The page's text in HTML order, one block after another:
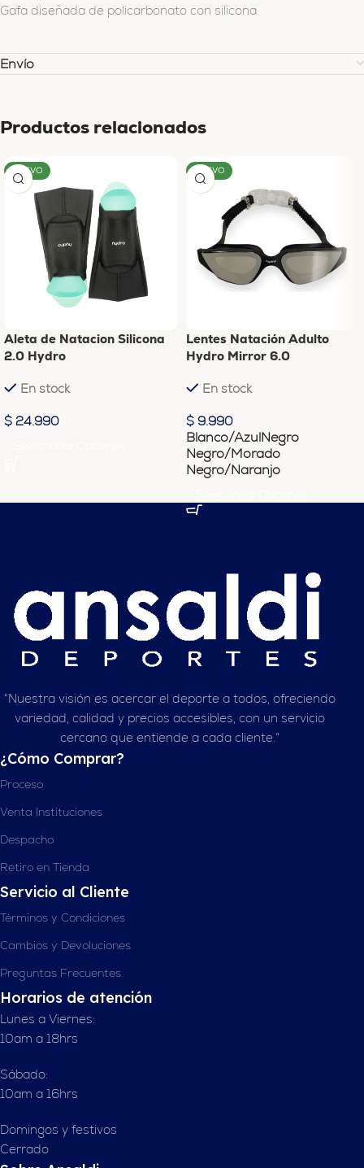
Gafa diseñada de policarbonato con silicona.
Envío
Productos relacionados
NUEVO
Aleta de Natacion Silicona
2.0 Hydro
En stock
$ 24.990
NUEVO
Lentes Natación Adulto
Hydro Mirror 6.0
En stock
$ 9.990
Blanco/AzulNegro
Negro/Morado
Negro/Naranjo
“Nuestra visión es acercar el deporte a todos, ofreciendo
variedad, calidad y precios accesibles, con un servicio
cercano que entiende a cada cliente.”
¿Cómo Comprar?
Proceso
Venta Instituciones
Despacho
Retiro en Tienda
Servicio al Cliente
Términos y Condiciones
Cambios y Devoluciones
Preguntas Frecuentes
Horarios de atención
Lunes a Viernes:
10am a 18hrs
Sábado:
10am a 16hrs
Domingos y festivos
Cerrado